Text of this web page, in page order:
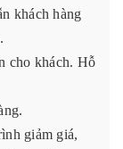
khách hàng
cho khách. Hỗ
giảm giá,